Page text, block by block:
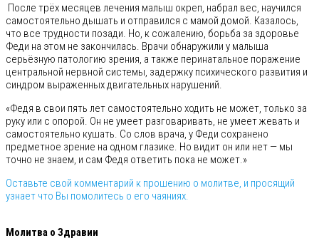
После трёх месяцев лечения малыш окреп, набрал вес, научился
самостоятельно дышать и отправился с мамой домой. Казалось,
что все трудности позади. Но, к сожалению, борьба за здоровье
Феди на этом не закончилась. Врачи обнаружили у малыша
серьёзную патологию зрения, а также перинатальное поражение
центральной нервной системы, задержку психического развития и
синдром выраженных двигательных нарушений.
«Федя в свои пять лет самостоятельно ходить не может, только за
руку или с опорой. Он не умеет разговаривать, не умеет жевать и
самостоятельно кушать. Со слов врача, у Феди сохранено
предметное зрение на одном глазике. Но видит он или нет — мы
точно не знаем, и сам Федя ответить пока не может.»
Оставьте свой комментарий к прошению о молитве, и просящий
узнает что Вы помолитесь о его чаяниях.
Молитва о Здравии